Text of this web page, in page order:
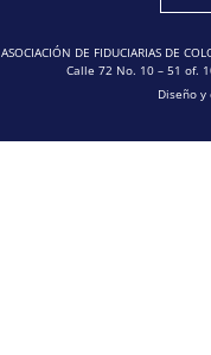
ASOCIACIÓN DE FIDUCIARIAS DE
Calle 72 No. 10 – 51 of.
Diseño y